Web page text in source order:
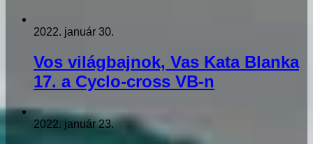
2022. január 30.
Vos világbajnok, Vas Kata Blanka
17. a Cyclo-cross VB-n
2022. január 23.